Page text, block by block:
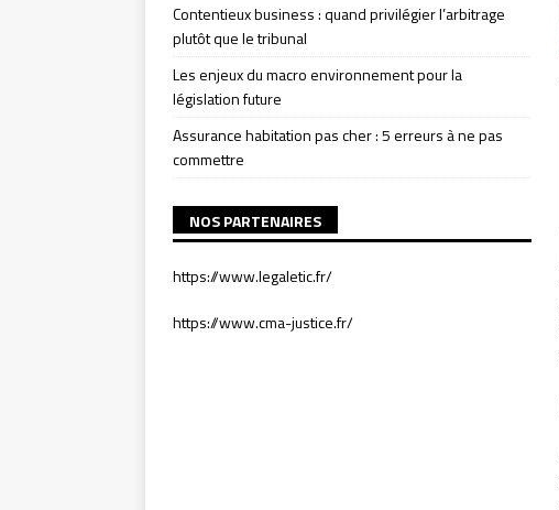
Contentieux business : quand privilégier l’arbitrage
plutôt que le tribunal
Les enjeux du macro environnement pour la
législation future
Assurance habitation pas cher : 5 erreurs à ne pas
commettre
NOS PARTENAIRES
https://www.legaletic.fr/
https://www.cma-justice.fr/